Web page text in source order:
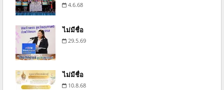
4.6.68
ไม่มีชื่อ
29.5.69
ไม่มีชื่อ
10.8.68